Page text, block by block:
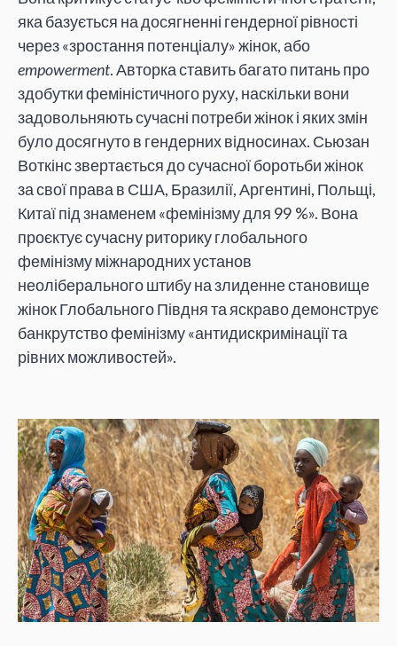
яка базується на досягненні гендерної рівності
через «зростання потенціалу» жінок, або
empowerment. Авторка ставить багато питань про
здобутки феміністичного руху, наскільки вони
задовольняють сучасні потреби жінок і яких змін
було досягнуто в гендерних відносинах. Сьюзан
Воткінс звертається до сучасної боротьби жінок
за свої права в США, Бразилії, Аргентині, Польщі,
Китаї під знаменем «фемінізму для 99 %». Вона
проєктує сучасну риторику глобального
фемінізму міжнародних установ
неоліберального штибу на злиденне становище
жінок Глобального Півдня та яскраво демонструє
банкрутство фемінізму «антидискримінації та
рівних можливостей».